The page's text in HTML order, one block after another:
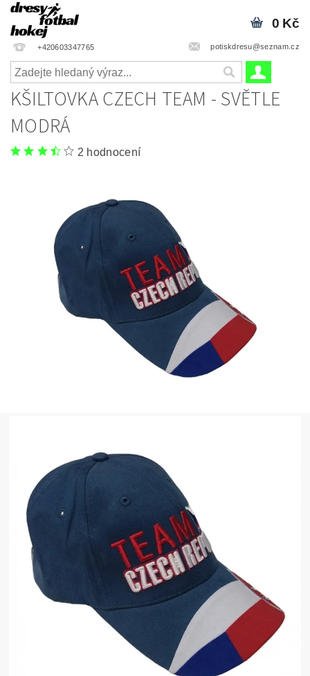
+420603347765 potiskdresu@seznam.cz
0 Kč
KŠILTOVKA CZECH TEAM - SVĚTLE
MODRÁ
2 hodnocení